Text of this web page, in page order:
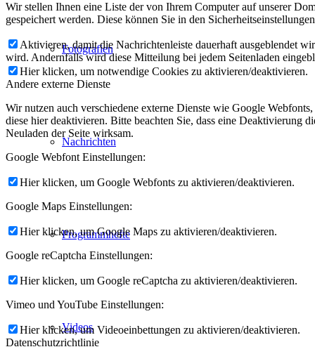
Fotografien
Nachrichten
Programmhefte
Videos
Wir stellen Ihnen eine Liste der von Ihrem Computer auf unserer
gespeichert werden. Diese können Sie in den
Aktivieren, damit die Nachrichtenleiste dauerhaft ausgeblendet
wird. Andernfalls wird diese Mitteilung bei jedem Seitenladen
Hier klicken, um notwendige Cookies zu aktivieren/deaktivieren.
Andere externe Dienste
Wir nutzen auch verschiedene externe Dienste wie Google
diese hier deaktivieren. Bitte beachten Sie, dass eine Deaktivierung
Neuladen der Seite wirksam.
Google Webfont Einstellungen:
Hier klicken, um Google Webfonts zu aktivieren/deaktivieren.
Google Maps Einstellungen:
Hier klicken, um Google Maps zu aktivieren/deaktivieren.
Google reCaptcha Einstellungen:
Hier klicken, um Google reCaptcha zu aktivieren/deaktivieren.
Vimeo und YouTube Einstellungen:
Hier klicken, um Videoeinbettungen zu aktivieren/deaktivieren.
Datenschutzrichtlinie